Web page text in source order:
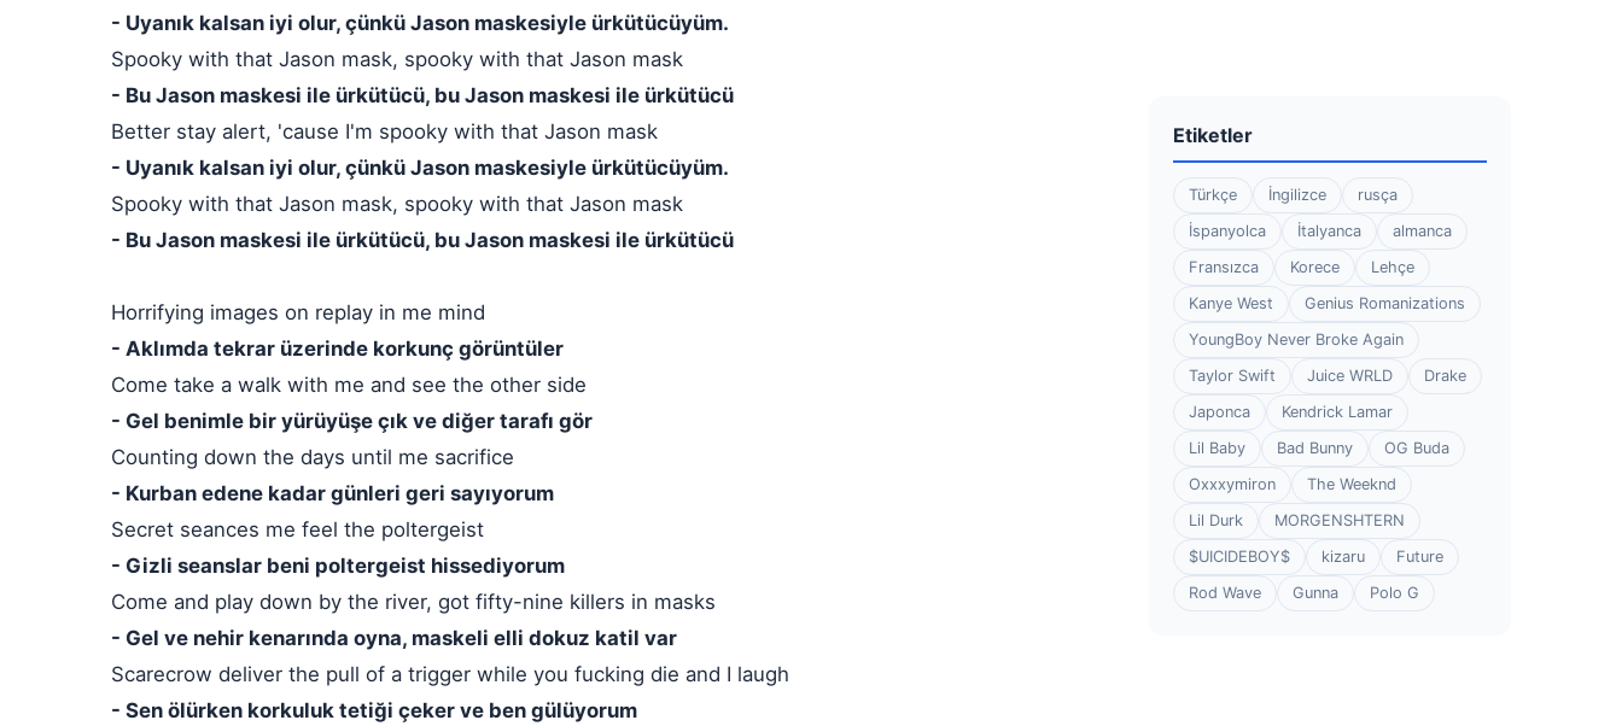
- Uyanık kalsan iyi olur, çünkü Jason maskesiyle ürkütücüyüm.
Spooky with that Jason mask, spooky with that Jason mask
- Bu Jason maskesi ile ürkütücü, bu Jason maskesi ile ürkütücü
Better stay alert, 'cause I'm spooky with that Jason mask
- Uyanık kalsan iyi olur, çünkü Jason maskesiyle ürkütücüyüm.
Spooky with that Jason mask, spooky with that Jason mask
- Bu Jason maskesi ile ürkütücü, bu Jason maskesi ile ürkütücü
Horrifying images on replay in me mind
- Aklımda tekrar üzerinde korkunç görüntüler
Come take a walk with me and see the other side
- Gel benimle bir yürüyüşe çık ve diğer tarafı gör
Counting down the days until me sacrifice
- Kurban edene kadar günleri geri sayıyorum
Secret seances me feel the poltergeist
- Gizli seanslar beni poltergeist hissediyorum
Come and play down by the river, got fifty-nine killers in masks
- Gel ve nehir kenarında oyna, maskeli elli dokuz katil var
Scarecrow deliver the pull of a trigger while you fucking die and I laugh
- Sen ölürken korkuluk tetiği çeker ve ben gülüyorum
Etiketler
Türkçe İngilizce
rusça
İspanyolca
İtalyanca
almanca
Fransızca
Korece
Lehçe
Kanye West
Genius Romanizations
YoungBoy Never Broke Again
Taylor Swift
Juice WRLD
Drake
Japonca
Kendrick Lamar
Lil Baby
Bad Bunny
OG Buda
Oxxxymiron
The Weeknd
Lil Durk
MORGENSHTERN
$UICIDEBOY$
kizaru
Future
Rod Wave
Gunna Polo G